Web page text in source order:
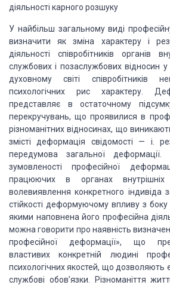
діяльності карного розшуку
У найбільш загальному виді
визначити як зміна характеру і
діяльності співробітників органів
службових і позаслужбових відносин
духовному світі співробітників
психологічних рис характеру.
представляє в остаточному
перекручувань, що проявилися в
різноманітних відносинах, що
змісті деформація свідомості — і.
передумова загальної
зумовленості професійної
працюючих в органах
волевиявлення конкретного індивіда
стійкості деформуючому впливу з боку
якими наповнена його професійна
можна говорити про наявність
професійної деформації», що
властивих конкретній людині
психологічних якостей, що дозволяють
службові обов’язки. Різноманіття